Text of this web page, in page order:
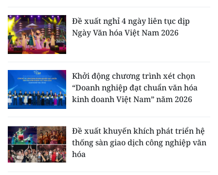
Đề xuất nghỉ 4 ngày liên tục dịp
Ngày Văn hóa Việt Nam 2026
Khởi động chương trình xét chọn
“Doanh nghiệp đạt chuẩn văn hóa
kinh doanh Việt Nam” năm 2026
Đề xuất khuyến khích phát triển hệ
thống sàn giao dịch công nghiệp văn
hóa